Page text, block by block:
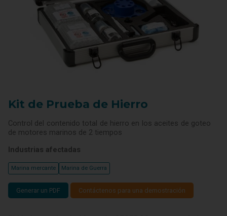
Kit de Prueba de Hierro
Control del contenido total de hierro en los aceites de goteo
de motores marinos de 2 tiempos
Industrias afectadas
Marina mercante Marina de Guerra
Generar un PDF Contáctenos para una demostración